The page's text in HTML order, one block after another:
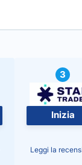
3
Inizia
Leggi la